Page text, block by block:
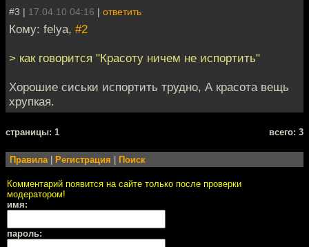
#3 | 17.04.10 04:16 | ответить
Кому: felya, #2
> как говорится "Красоту ничем не испортить"
Хорошие сиськи испортить трудно, А красота вещь
хрупкая.
cтраницы: 1 всего: 3
Правила Регистрация Поиск
Комментарий появится на сайте только после проверки
модератором!
имя:
пароль: